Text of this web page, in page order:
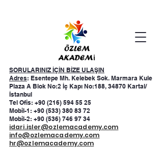
SORULARINIZ İÇİN BİZE ULAŞIN
Adres: Esentepe Mh. Kelebek Sok. Marmara Kule
Plaza A Blok No:2 İç Kapı No:188, 34870 Kartal/
İstanbul
Tel Ofis: +90 (216) 594 55 25
Mobil-1: +90 (533) 380 83 72
Mobil-2: +90 (536) 746 97 34
idari.isler@ozlemacademy.com
info@ozlemacademy.com
hr@ozlemacademy.com